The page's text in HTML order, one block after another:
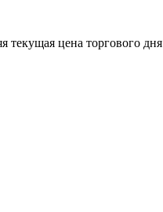
текущая цена торгового дня